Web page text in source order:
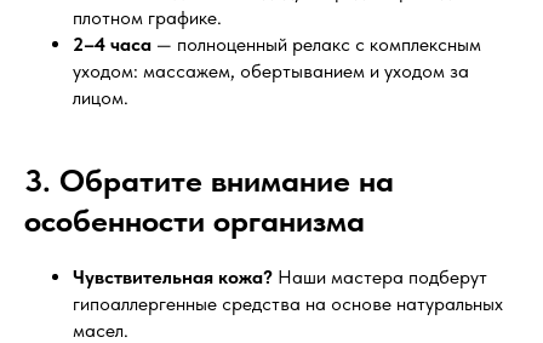
плотном графике.
2–4 часа — полноценный релакс с комплексным
уходом: массажем, обертыванием и уходом за
лицом.
3. Обратите внимание на
особенности организма
Чувствительная кожа? Наши мастера подберут
гипоаллергенные средства на основе натуральных
масел.